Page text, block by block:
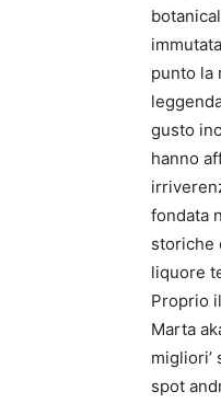
punto la
gusto
hanno
fondata
storiche
liquore
Proprio
Marta
spot